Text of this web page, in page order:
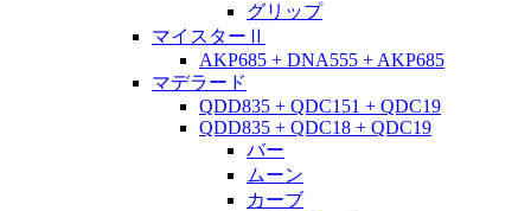
グリップ
マイスターⅡ
AKP685 + DNA555 + AKP685
マデラード
QDD835 + QDC151 + QDC19
QDD835 + QDC18 + QDC19
バー
ムーン
カーブ